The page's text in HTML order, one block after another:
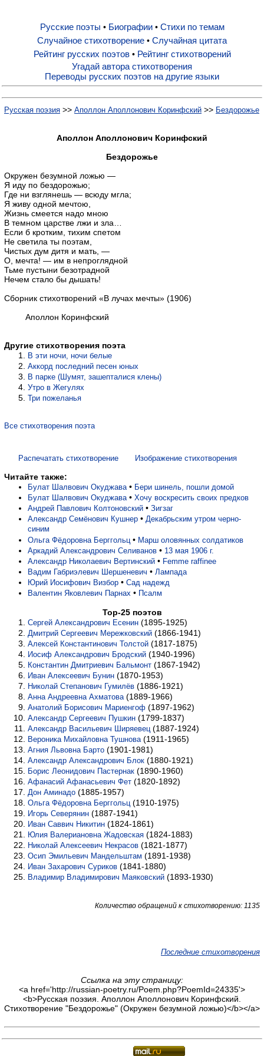
Русские поэты
Биографии
Стихи по темам
Случайное стихотворение
Случайная цитата
Рейтинг русских поэтов
Рейтинг стихотворений
Русские поэты • Биографии• Стихи по темам
Случайное стихотворение • Случайная цитата
Рейтинг русских поэтов• Рейтинг стихотворений
Угадай автора стихотворения
Переводы русских поэтов на другие языки
Русская поэзия >> Аполлон Аполлонович Коринфский >> Бездорожье
Аполлон Аполлонович Коринфский
Бездорожье
Окружен безумной ложью —
Я иду по бездорожью;
Где ни взглянешь — всюду мгла;
Я живу одной мечтою,
Жизнь смеется надо мною
В темном царстве лжи и зла…
Если б кротким, тихим спетом
Не светила ты поэтам,
Чистых дум дитя и мать, —
О, мечта! — им в непроглядной
Тьме пустыни безотрадной
Нечем стало бы дышать!
Сборник стихотворений «В лучах мечты» (1906)
Аполлон Коринфский
Другие стихотворения поэта
В эти ночи, ночи белые
Ак­корд по­след­ний песен юных
В парке (Шумят, за­шеп­та­ли­ся клены)
Утро в Же­гу­лях
Три по­же­ла­нья
Все стихотворения поэта
Распечатать стихотворение Изображение стихотворения
Читайте также:
Булат Шалвович Окуджава • Бери шинель, пошли домой
Булат Шалвович Окуджава • Хочу воскресить своих предков
Андрей Павлович Колтоновский • Зигзаг
Александр Семёнович Кушнер • Декабрьским утром черно-
синим
Ольга Фёдоровна Берггольц • Марш оловянных солдатиков
Аркадий Александрович Селиванов • 13 мая 1906 г.
Александр Николаевич Вертинский • Femme raffinee
Вадим Габриэлевич Шершеневич • Лампада
Юрий Иосифович Визбор • Сад надежд
Валентин Яковлевич Парнах • Псалм
Top-25 поэтов
Сергей Александрович Есенин (1895-1925)
Дмитрий Сергеевич Мережковский (1866-1941)
Алексей Константинович Толстой (1817-1875)
Иосиф Александрович Бродский (1940-1996)
Константин Дмитриевич Бальмонт (1867-1942)
Иван Алексеевич Бунин (1870-1953)
Николай Степанович Гумилёв (1886-1921)
Анна Андреевна Ахматова (1889-1966)
Анатолий Борисович Мариенгоф (1897-1962)
Александр Сергеевич Пушкин (1799-1837)
Александр Васильевич Ширяевец (1887-1924)
Вероника Михайловна Тушнова (1911-1965)
Агния Львовна Барто (1901-1981)
Александр Александрович Блок (1880-1921)
Борис Леонидович Пастернак (1890-1960)
Афанасий Афанасьевич Фет (1820-1892)
Дон Аминадо (1885-1957)
Ольга Фёдоровна Берггольц (1910-1975)
Игорь Северянин (1887-1941)
Иван Саввич Никитин (1824-1861)
Юлия Валериановна Жадовская (1824-1883)
Николай Алексеевич Некрасов (1821-1877)
Осип Эмильевич Мандельштам (1891-1938)
Иван Захарович Суриков (1841-1880)
Владимир Владимирович Маяковский (1893-1930)
Количество обращений к стихотворению: 1135
Последние стихотворения
Ссылка на эту страницу:
<a href='http://russian-poetry.ru/Poem.php?PoemId=24335'>
<b>Русская поэзия. Аполлон Аполлонович Коринфский.
Стихотворение "Бездорожье" (Окружен безумной ложью)</b></a>